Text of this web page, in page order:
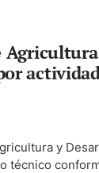
y
técnico